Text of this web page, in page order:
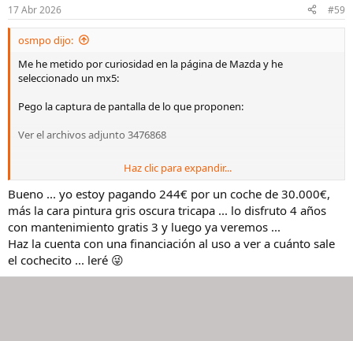
e
s
17 Abr 2026 #59
osmpo dijo:
Me he metido por curiosidad en la página de Mazda y he
seleccionado un mx5:
Pego la captura de pantalla de lo que proponen:
Ver el archivos adjunto 3476868
1 cuota de 492,26
46 cuotas de 433,78= 19.953,88
Si no pagas la última cuota y devuelves el coche, asumiendo que no
te penalicen en ningún aspecto por su estado y te respeten la
totalidad del valor futuro (devuelves las llaves y te vas)…
Disfrutar del coche 4 años te ha salido por 26.446,14 🙄
Haz clic para expandir...
Bueno ... yo estoy pagando 244€ por un coche de 30.000€,
más la cara pintura gris oscura tricapa ... lo disfruto 4 años
con mantenimiento gratis 3 y luego ya veremos ...
Haz la cuenta con una financiación al uso a ver a cuánto sale
el cochecito ... leré 😜